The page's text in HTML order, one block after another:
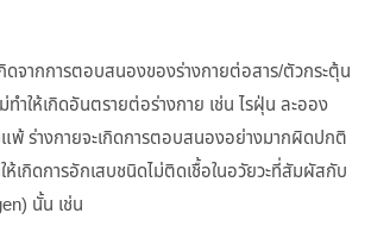
ดจากการตอบสนองของร่างกายต่อสาร/ตัวกระตุ้น
ทำให้เกิดอันตรายต่อร่างกาย เช่น ไรฝุ่น ละออง
พ้ ร่างกายจะเกิดการตอบสนองอย่างมากผิดปกติ
ห้เกิดการอักเสบชนิดไม่ติดเชื้อในอวัยวะที่สัมผัสกับ
นั้น เช่น